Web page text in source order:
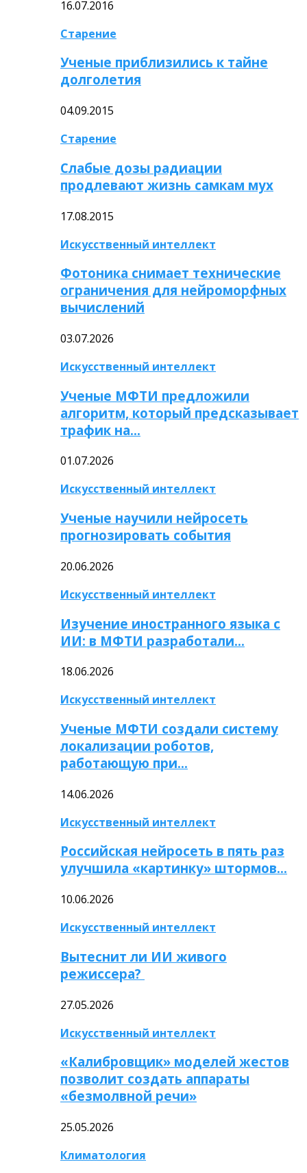
16.07.2016
Старение
Ученые приблизились к тайне
долголетия
04.09.2015
Старение
Слабые дозы радиации
продлевают жизнь самкам мух
17.08.2015
Искусственный интеллект
Фотоника снимает технические
ограничения для нейроморфных
вычислений
03.07.2026
Искусственный интеллект
Ученые МФТИ предложили
алгоритм, который предсказывает
трафик на…
01.07.2026
Искусственный интеллект
Ученые научили нейросеть
прогнозировать события
20.06.2026
Искусственный интеллект
Изучение иностранного языка с
ИИ: в МФТИ разработали…
18.06.2026
Искусственный интеллект
Ученые МФТИ создали систему
локализации роботов,
работающую при…
14.06.2026
Искусственный интеллект
Российская нейросеть в пять раз
улучшила «картинку» штормов…
10.06.2026
Искусственный интеллект
Вытеснит ли ИИ живого
режиссера?
27.05.2026
Искусственный интеллект
«Калибровщик» моделей жестов
позволит создать аппараты
«безмолвной речи»
25.05.2026
Климатология